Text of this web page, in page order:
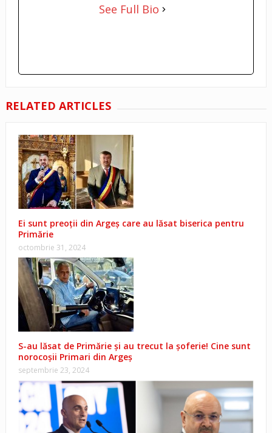
See Full Bio
RELATED ARTICLES
Ei sunt preoții din Argeș care au lăsat biserica pentru
Primărie
octombrie 31, 2024
S-au lăsat de Primărie și au trecut la șoferie! Cine sunt
norocoșii Primari din Argeș
septembrie 23, 2024